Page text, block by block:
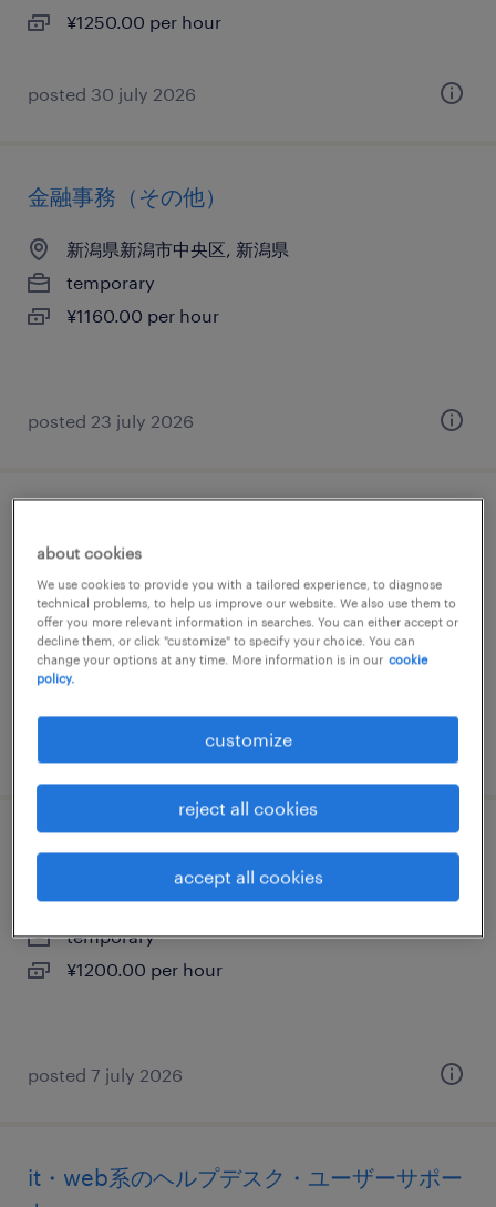
¥1250.00 per hour
posted 30 july 2026
金融事務（その他）
新潟県新潟市中央区, 新潟県
temporary
¥1160.00 per hour
posted 23 july 2026
新潟県新潟市中央区, 新潟県
temporary
¥1160.00 per hour
金融系の一般事務・oa事務
新潟県新潟市中央区, 新潟県
temporary
¥1200.00 per hour
posted 7 july 2026
it・web系のヘルプデスク・ユーザーサポー
about cookies
We use cookies to provide you with a tailored experience, to diagnose
technical problems, to help us improve our website. We also use them to
offer you more relevant information in searches. You can either accept or
decline them, or click "customize" to specify your choice. You can
change your options at any time. More information is in our cookie
policy.
customize
reject all cookies
accept all cookies